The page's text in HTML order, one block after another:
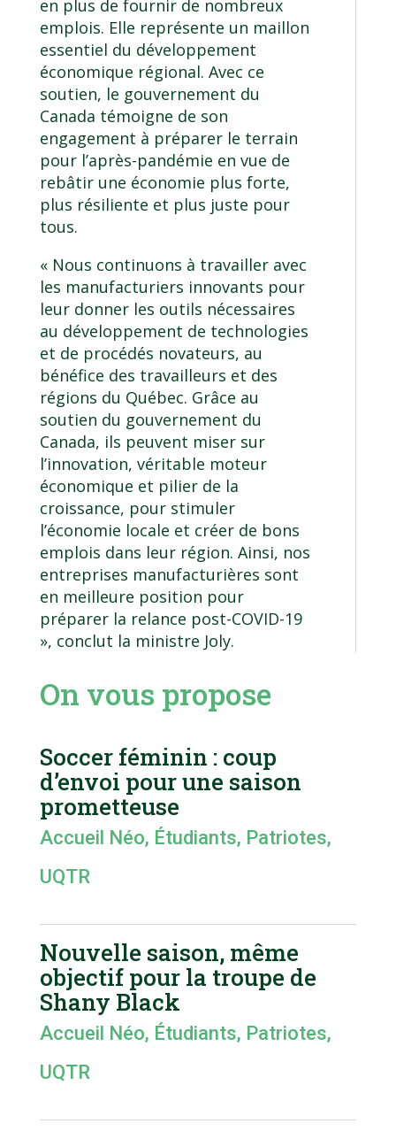
en plus de fournir de nombreux
emplois. Elle représente un maillon
essentiel du développement
économique régional. Avec ce
soutien, le gouvernement du
Canada témoigne de son
engagement à préparer le terrain
pour l’après-pandémie en vue de
rebâtir une économie plus forte,
plus résiliente et plus juste pour
tous.
« Nous continuons à travailler avec
les manufacturiers innovants pour
leur donner les outils nécessaires
au développement de technologies
et de procédés novateurs, au
bénéfice des travailleurs et des
régions du Québec. Grâce au
soutien du gouvernement du
Canada, ils peuvent miser sur
l’innovation, véritable moteur
économique et pilier de la
croissance, pour stimuler
l’économie locale et créer de bons
emplois dans leur région. Ainsi, nos
entreprises manufacturières sont
en meilleure position pour
préparer la relance post-COVID-19
», conclut la ministre Joly.
On vous propose
Soccer féminin : coup
d’envoi pour une saison
prometteuse
Accueil Néo, Étudiants, Patriotes,
UQTR
Nouvelle saison, même
objectif pour la troupe de
Shany Black
Accueil Néo, Étudiants, Patriotes,
UQTR